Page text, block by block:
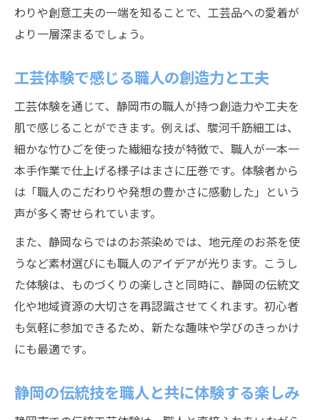
わりや創意工夫の一端を知ることで、工芸品への愛着が
より一層深まるでしょう。
工芸体験で感じる職人の創造力と工夫
工芸体験を通じて、静岡市の職人が持つ創造力や工夫を
肌で感じることができます。例えば、駿河千筋細工は、
細かな竹ひごを使った繊細な技が特徴で、職人が一本一
本手作業で仕上げる様子はまさに圧巻です。体験者から
は「職人のこだわりや発想の豊かさに感動した」という
声が多く寄せられています。
また、静岡ならではのお茶染めでは、地元産のお茶を使
うなど素材選びにも職人のアイデアが光ります。こうし
た体験は、ものづくりの楽しさと同時に、静岡の伝統文
化や地域資源の大切さを再認識させてくれます。初心者
も気軽に参加できるため、新たな趣味や学びのきっかけ
にも最適です。
静岡の伝統技を職人と共に体験する楽しみ